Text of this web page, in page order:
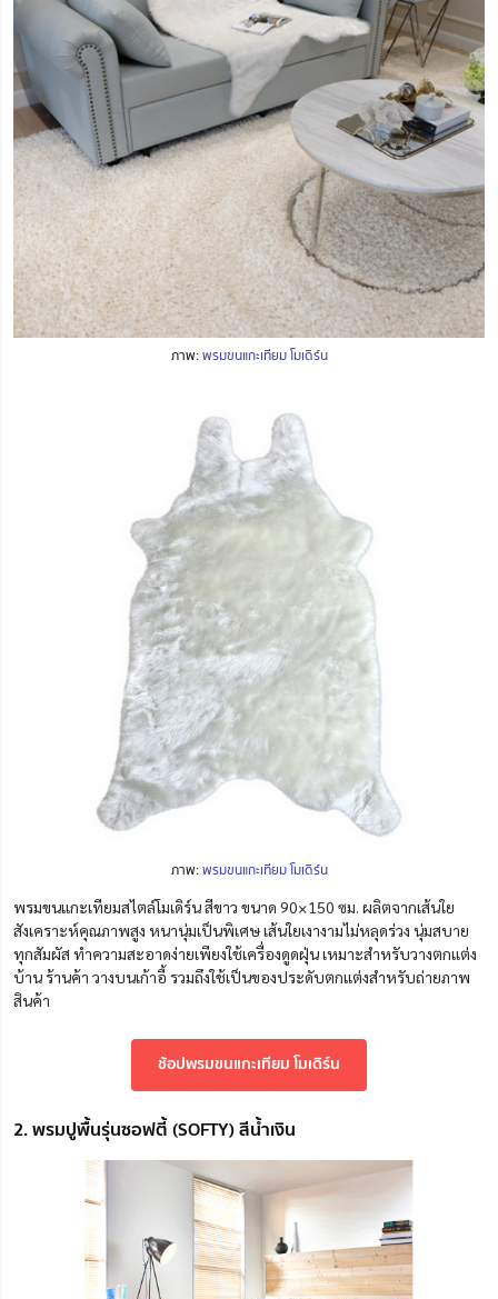
ภาพ:พรมขนแกะเทียม โมเดิร์น
ภาพ:พรมขนแกะเทียม โมเดิร์น
พรมขนแกะเทียมสไตล์โมเดิร์น สีขาว ขนาด 90×150 ซม. ผลิตจากเส้นใย
สังเคราะห์คุณภาพสูง หนานุ่มเป็นพิเศษ เส้นใยเงางามไม่หลุดร่วง นุ่มสบาย
ทุกสัมผัส ทำความสะอาดง่ายเพียงใช้เครื่องดูดฝุ่น เหมาะสำหรับวางตกแต่ง
บ้าน ร้านค้า วางบนเก้าอี้ รวมถึงใช้เป็นของประดับตกแต่งสำหรับถ่ายภาพ
สินค้า
ช้อปพรมขนแกะเทียม โมเดิร์น
2. พรมปูพื้นรุ่นซอฟตี้ (SOFTY) สีน้ำเงิน